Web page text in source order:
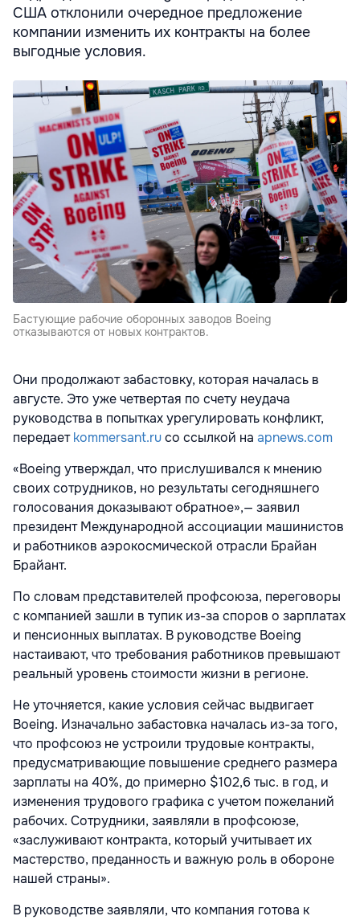
США отклонили очередное предложение
компании изменить их контракты на более
выгодные условия.
Бастующие рабочие оборонных заводов Boeing
отказываются от новых контрактов.
Они продолжают забастовку, которая началась в
августе. Это уже четвертая по счету неудача
руководства в попытках урегулировать конфликт,
передаетkommersant.ruсо ссылкой на apnews.com
«Boeing утверждал, что прислушивался к мнению
своих сотрудников, но результаты сегодняшнего
голосования доказывают обратное»,— заявил
президент Международной ассоциации машинистов
и работников аэрокосмической отрасли Брайан
Брайант.
По словам представителей профсоюза, переговоры
с компанией зашли в тупик из-за споров о зарплатах
и пенсионных выплатах. В руководстве Boeing
настаивают, что требования работников превышают
реальный уровень стоимости жизни в регионе.
Не уточняется, какие условия сейчас выдвигает
Boeing. Изначально забастовка началась из-за того,
что профсоюз не устроили трудовые контракты,
предусматривающие повышение среднего размера
зарплаты на 40%, до примерно $102,6 тыс. в год, и
изменения трудового графика с учетом пожеланий
рабочих. Сотрудники, заявляли в профсоюзе,
«заслуживают контракта, который учитывает их
мастерство, преданность и важную роль в обороне
нашей страны».
В руководстве заявляли, что компания готова к